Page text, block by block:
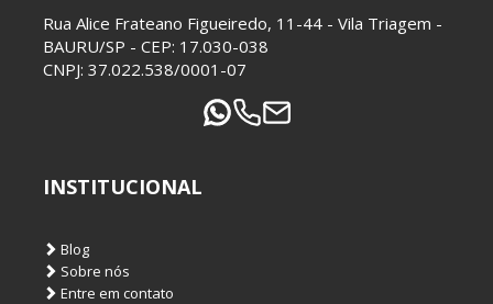
Rua Alice Frateano Figueiredo, 11-44 - Vila Triagem -
BAURU/SP - CEP: 17.030-038
CNPJ: 37.022.538/0001-07
INSTITUCIONAL
Blog
Sobre nós
Entre em contato